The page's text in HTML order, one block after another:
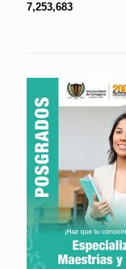
7,253,683